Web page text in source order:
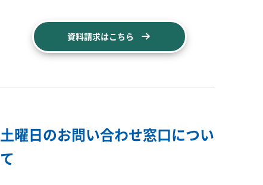
資料請求はこちら
土曜日のお問い合わせ窓口につい
て